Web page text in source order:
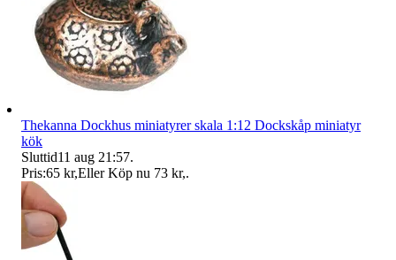
Thekanna Dockhus miniatyrer skala 1:12 Dockskåp miniatyr
kök
Sluttid11 aug 21:57.
Pris:65 kr,Eller Köp nu 73 kr,.